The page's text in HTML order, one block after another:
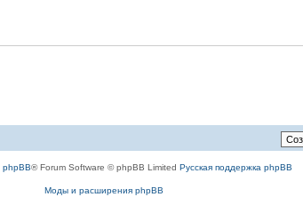
phpBB® Forum Software © phpBB Limited Русская поддержка phpBB
Моды и расширения phpBB